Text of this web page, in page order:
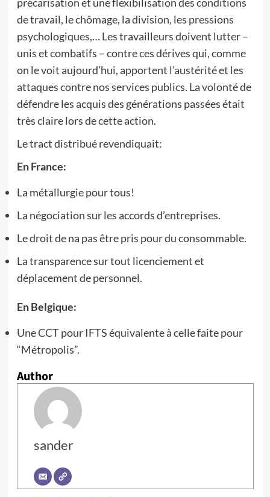
de travail, le chômage, la division, les pressions
psychologiques,… Les travailleurs doivent lutter –
unis et combatifs – contre ces dérives qui, comme
on le voit aujourd’hui, apportent l’austérité et les
attaques contre nos services publics. La volonté de
défendre les acquis des générations passées était
très claire lors de cette action.
Le tract distribué revendiquait:
En France:
La métallurgie pour tous!
La négociation sur les accords d’entreprises.
Le droit de na pas être pris pour du consommable.
La transparence sur tout licenciement et
déplacement de personnel.
En Belgique:
Une CCT pour IFTS équivalente à celle faite pour
“Métropolis”.
Author
sander